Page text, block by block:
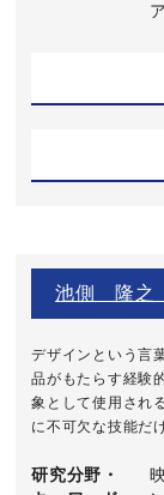
池側 隆之
デザインという言
品がもたらす経験
象として使用され
に不可欠な技能だ
研究分野・